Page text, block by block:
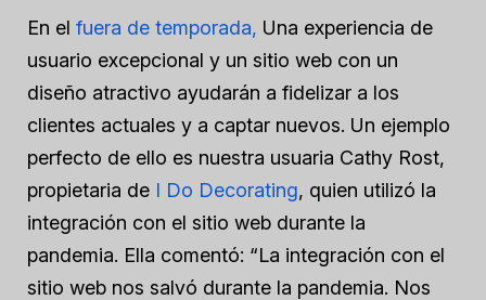
En el fuera de temporada, Una experiencia de
usuario excepcional y un sitio web con un
diseño atractivo ayudarán a fidelizar a los
clientes actuales y a captar nuevos. Un ejemplo
perfecto de ello es nuestra usuaria Cathy Rost,
propietaria de I Do Decorating, quien utilizó la
integración con el sitio web durante la
pandemia. Ella comentó: “La integración con el
sitio web nos salvó durante la pandemia. Nos